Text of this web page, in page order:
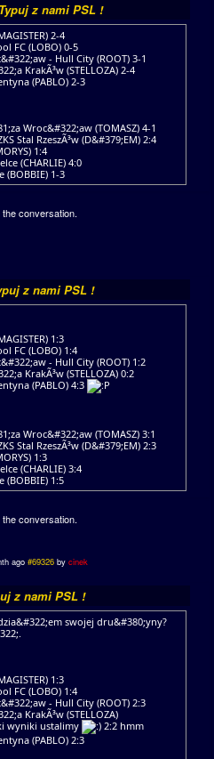
Typuj z nami PSL !
2-4
FC (LOBO) 0-5
- Hull City (ROOT) 3-1
KrakÃ³w (STELLOZA) 2-4
(PABLO) 2-3
Wroc&#322;aw (TOMASZ) 4-1
Stal RzeszÃ³w (D&#379;EM) 2:4
1:4
(CHARLIE) 4:0
(BOBBIE) 1-3
the conversation.
z nami PSL !
1:3
FC (LOBO) 1:4
- Hull City (ROOT) 1:2
KrakÃ³w (STELLOZA) 0:2
(PABLO) 4:3
Wroc&#322;aw (TOMASZ) 3:1
Stal RzeszÃ³w (D&#379;EM) 2:3
1:3
(CHARLIE) 3:4
(BOBBIE) 1:5
the conversation.
ago #69326 by cinek
z nami PSL !
swojej dru&#380;yny?
1:3
FC (LOBO) 1:4
- Hull City (ROOT) 2:3
KrakÃ³w (STELLOZA)
wyniki ustalimy
2:2 hmm
(PABLO) 2:3